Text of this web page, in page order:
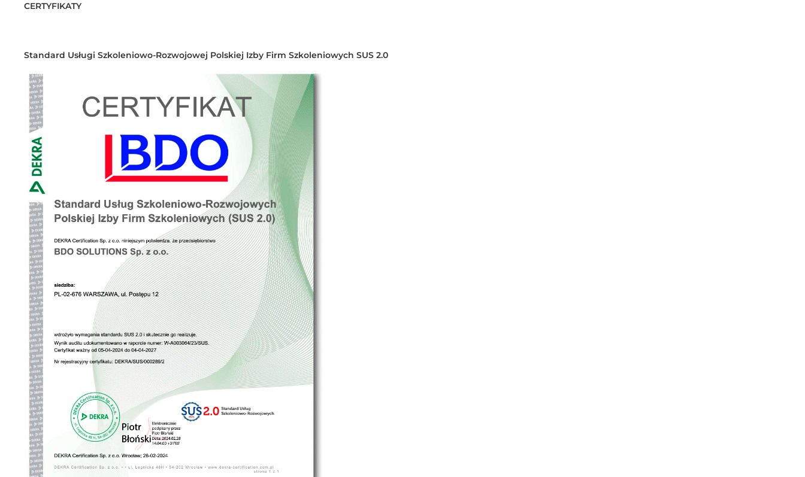
CERTYFIKATY
Standard Usługi Szkoleniowo-Rozwojowej Polskiej Izby Firm Szkoleniowych SUS 2.0